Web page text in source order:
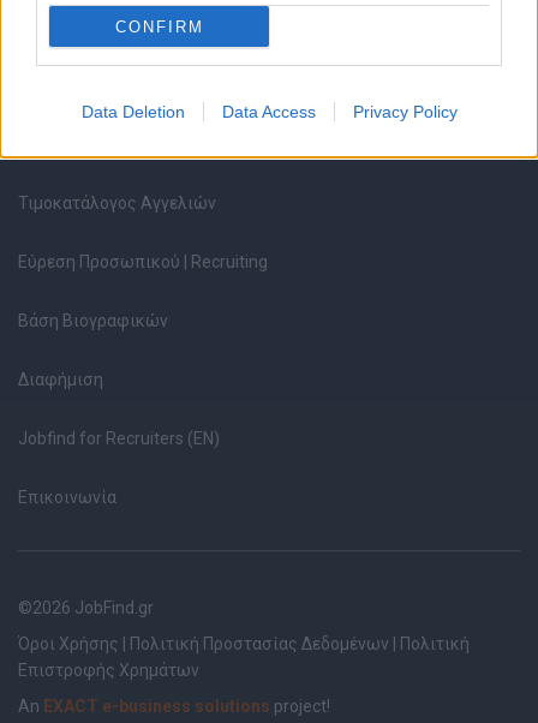
CONFIRM
Data Deletion Data Access Privacy Policy
Υπολογισμός καθαρού μισθού
Τιμοκατάλογος Αγγελιών
Εύρεση Προσωπικού | Recruiting
Βάση Βιογραφικών
Διαφήμιση
Jobfind for Recruiters (EN)
Επικοινωνία
©2026 JobFind.gr
Όροι Χρήσης
Πολιτική Προστασίας Δεδομένων
Πολιτική
Επιστροφής Χρημάτων
An EXACT e-business solutions project!